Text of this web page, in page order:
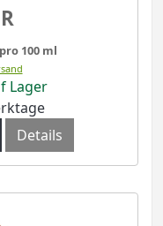
100 ml
Lager
Details